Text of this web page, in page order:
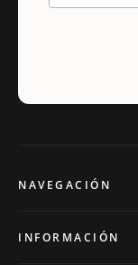
NAVEGACIÓN
INFORMACIÓN